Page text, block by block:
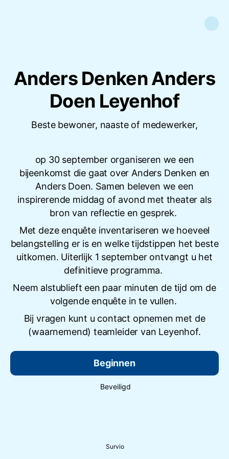
Anders Denken Anders
Doen Leyenhof
Beste bewoner, naaste of medewerker,
op 30 september organiseren we een
bijeenkomst die gaat over Anders Denken en
Anders Doen. Samen beleven we een
inspirerende middag of avond met theater als
bron van reflectie en gesprek.
Met deze enquête inventariseren we hoeveel
belangstelling er is en welke tijdstippen het beste
uitkomen. Uiterlijk 1 september ontvangt u het
definitieve programma.
Neem alstublieft een paar minuten de tijd om de
volgende enquête in te vullen.
Bij vragen kunt u contact opnemen met de
(waarnemend) teamleider van Leyenhof.
Beginnen
Beveiligd
Survio